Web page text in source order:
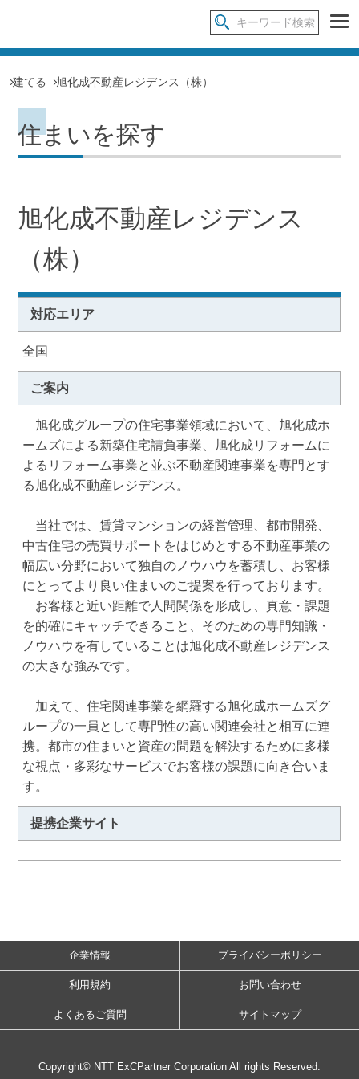
建てる 旭化成不動産レジデンス（株）
住まいを探す
旭化成不動産レジデンス
（株）
対応エリア
全国
ご案内
旭化成グループの住宅事業領域において、旭化成ホ
ームズによる新築住宅請負事業、旭化成リフォームに
よるリフォーム事業と並ぶ不動産関連事業を専門とす
る旭化成不動産レジデンス。
当社では、賃貸マンションの経営管理、都市開発、
中古住宅の売買サポートをはじめとする不動産事業の
幅広い分野において独自のノウハウを蓄積し、お客様
にとってより良い住まいのご提案を行っております。
お客様と近い距離で人間関係を形成し、真意・課題
を的確にキャッチできること、そのための専門知識・
ノウハウを有していることは旭化成不動産レジデンス
の大きな強みです。
加えて、住宅関連事業を網羅する旭化成ホームズグ
ループの一員として専門性の高い関連会社と相互に連
携。都市の住まいと資産の問題を解決するために多様
な視点・多彩なサービスでお客様の課題に向き合いま
す。
提携企業サイト
企業情報 プライバシーポリシー
利用規約 お問い合わせ
よくあるご質問 サイトマップ
Copyright© NTT ExCPartner Corporation All rights Reserved.